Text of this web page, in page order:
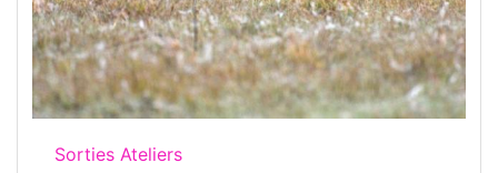
Sorties Ateliers